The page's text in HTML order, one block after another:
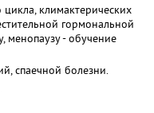
климактерических
гормональной
менопаузу - обучение
спаечной болезни.